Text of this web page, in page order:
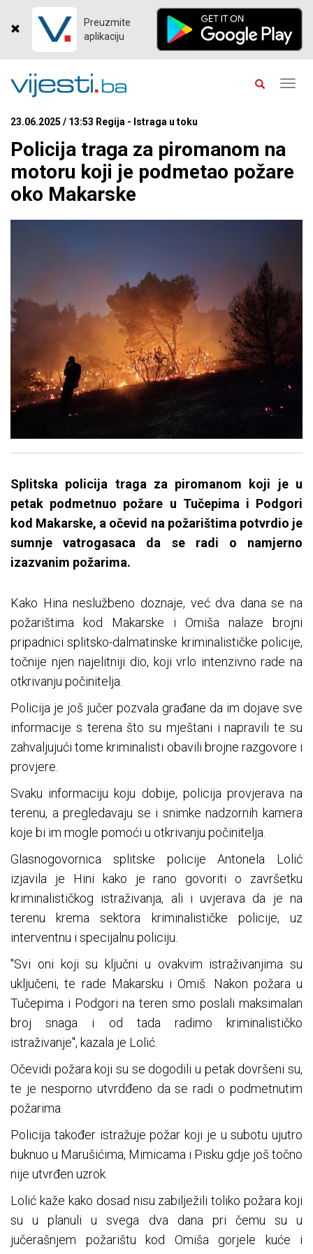
Preuzmite
aplikaciju
23.06.2025 / 13:53 Regija - Istraga u toku
Policija traga za piromanom na
motoru koji je podmetao požare
oko Makarske
Splitska policija traga za piromanom koji je u
petak podmetnuo požare u Tučepima i Podgori
kod Makarske, a očevid na požarištima potvrdio je
sumnje vatrogasaca da se radi o namjerno
izazvanim požarima.
Kako Hina neslužbeno doznaje, već dva dana se na
požarištima kod Makarske i Omiša nalaze brojni
pripadnici splitsko-dalmatinske kriminalističke policije,
točnije njen najelitniji dio, koji vrlo intenzivno rade na
otkrivanju počinitelja.
Policija je još jučer pozvala građane da im dojave sve
informacije s terena što su mještani i napravili te su
zahvaljujući tome kriminalisti obavili brojne razgovore i
provjere.
Svaku informaciju koju dobije, policija provjerava na
terenu, a pregledavaju se i snimke nadzornih kamera
koje bi im mogle pomoći u otkrivanju počinitelja.
Glasnogovornica splitske policije Antonela Lolić
izjavila je Hini kako je rano govoriti o završetku
kriminalističkog istraživanja, ali i uvjerava da je na
terenu krema sektora kriminalističke policije, uz
interventnu i specijalnu policiju.
"Svi oni koji su ključni u ovakvim istraživanjima su
uključeni, te rade Makarsku i Omiš. Nakon požara u
Tučepima i Podgori na teren smo poslali maksimalan
broj snaga i od tada radimo kriminalističko
istraživanje", kazala je Lolić.
Očevidi požara koji su se dogodili u petak dovršeni su,
te je nesporno utvrdđeno da se radi o podmetnutim
požarima.
Policija također istražuje požar koji je u subotu ujutro
buknuo u Marušićima, Mimicama i Pisku gdje još točno
nije utvrđen uzrok.
Lolić kaže kako dosad nisu zabilježili toliko požara koji
su u planuli u svega dva dana pri čemu su u
jučerašnjem požarištu kod Omiša gorjele kuće i